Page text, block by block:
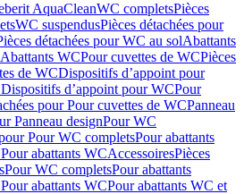
AquaCleanWC completsPièces
WC suspendusPièces détachées pour
détachées pour WC au solAbattants
WCPour cuvettes de WCPièces
de WCDispositifs d’appoint pour
d’appoint pour WCPour
pour Pour cuvettes de WCPanneau
Panneau designPour WC
Pour WC completsPour abattants
abattants WCAccessoiresPièces
Pour WC completsPour abattants
abattants WCPour abattants WC et